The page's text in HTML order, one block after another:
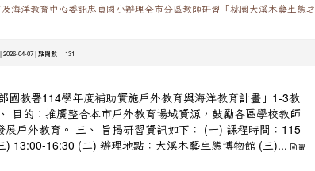
海洋教育中心委託忠貞國小辦理全市分區教師研習「桃園大溪木藝生態之
| 2026-04-07 | 點閱數： 131
國教署114學年度補助實施戶外教育與海洋教育計畫」1-3教
目的：推廣整合本市戶外教育場域資源，鼓勵各區學校教師
展戶外教育。 三、 旨揭研習資訊如下： (一) 課程時間：115
) 13:00-16:30 (二) 辦理地點：大溪木藝生態博物館 (三)...
觀